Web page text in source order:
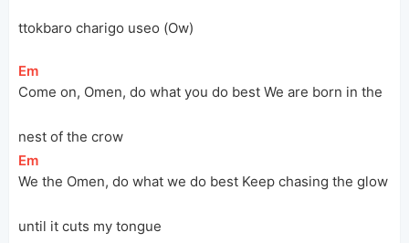
ttokbaro charigo useo (Ow)
[Em
Come on, Omen, do what you do best We are born in the
nest of the crow
[Em
We the Omen, do what we do best Keep chasing the glow
until it cuts my tongue